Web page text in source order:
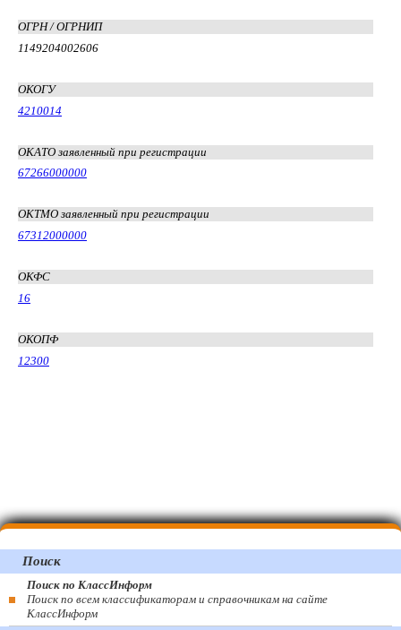
ОГРН / ОГРНИП
1149204002606
ОКОГУ
4210014
ОКАТО заявленный при регистрации
67266000000
ОКТМО заявленный при регистрации
67312000000
ОКФС
16
ОКОПФ
12300
Поиск
Поиск по КлассИнформ
Поиск по всем классификаторам и справочникам на сайте
КлассИнформ